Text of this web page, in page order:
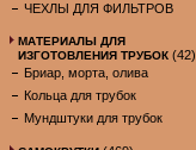
ЧЕХЛЫ ДЛЯ ФИЛЬТРОВ
МАТЕРИАЛЫ ДЛЯ
ИЗГОТОВЛЕНИЯ ТРУБОК (42)
Бриар, морта, олива
Кольца для трубок
Мундштуки для трубок